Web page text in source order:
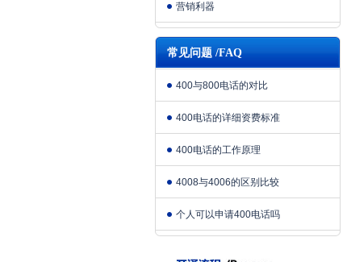
营销利器
常见问题 /FAQ
400与800电话的对比
400电话的详细资费标准
400电话的工作原理
4008与4006的区别比较
个人可以申请400电话吗